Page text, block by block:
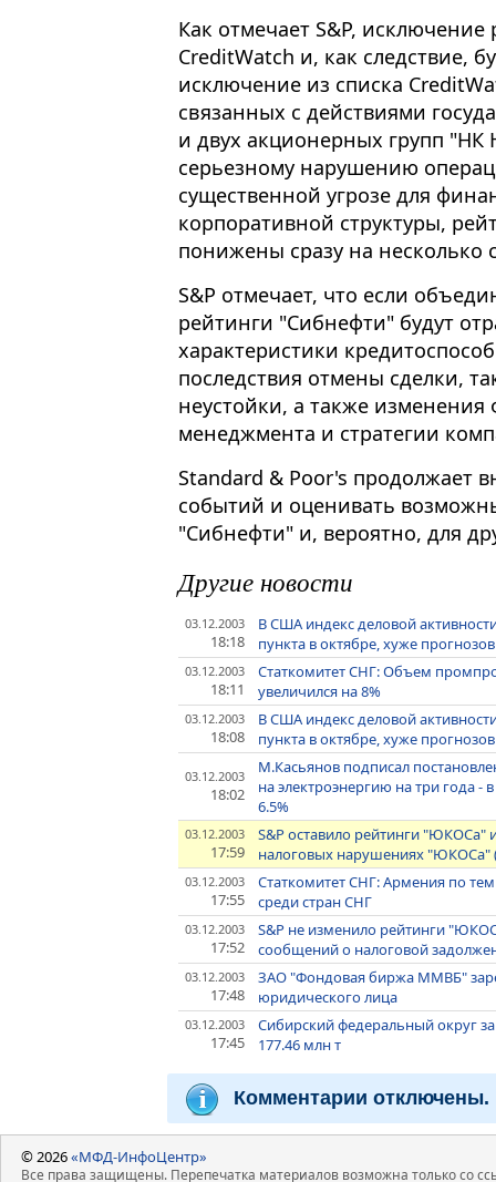
Как отмечает S&P,
CreditWatch и, как следствие,
исключение из списка
связанных с действиями
и двух акционерных групп
серьезному нарушению
существенной угрозе для
корпоративной структуры,
понижены сразу на несколько
S&P отмечает, что если
рейтинги "Сибнефти" будут
характеристики
последствия отмены сделки,
неустойки, а также
менеджмента и стратегии
Standard & Poor's продолжает
событий и оценивать
"Сибнефти" и, вероятно, для
Другие новости
03.12.2003
18:18
В США индекс деловой
пункта в октябре, хуже
03.12.2003
18:11
Статкомитет СНГ: Объем
увеличился на 8%
03.12.2003
18:08
В США индекс деловой
пункта в октябре, хуже прогнозов
03.12.2003
18:02
М.Касьянов подписал
на электроэнергию на три года - в
6.5%
03.12.2003
17:59
S&P оставило рейтинги
налоговых нарушениях
03.12.2003
17:55
Статкомитет СНГ: Армения по
среди стран СНГ
03.12.2003
17:52
S&P не изменило рейтинги
сообщений о налоговой
03.12.2003
17:48
ЗАО "Фондовая биржа ММВБ"
юридического лица
03.12.2003
17:45
Сибирский федеральный округ
177.46 млн т
Комментарии отключены.
© 2026«МФД-ИнфоЦентр»
Все права защищены. Перепечатка материалов возможна только со